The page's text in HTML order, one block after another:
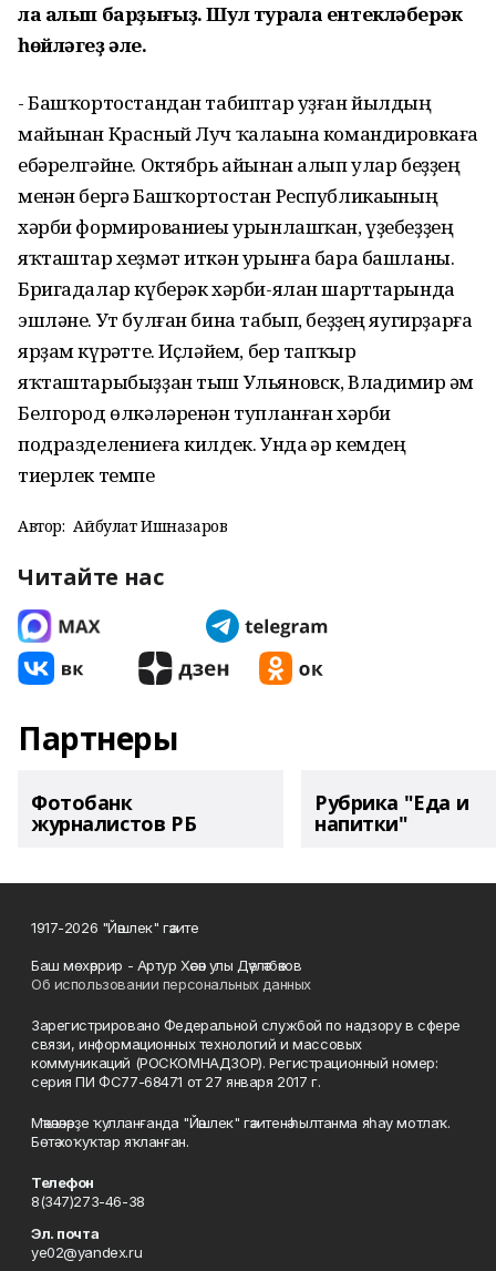
ла алып барҙығыҙ. Шул турала ентекләберәк
һөйләгеҙ әле.
- Башҡортостандан табиптар уҙған йылдың
майынан Красный Луч ҡалаһына командировкаға
ебәрелгәйне. Октябрь айынан алып улар беҙҙең
менән бергә Башҡортостан Республикаһының
хәрби формированиеһы урынлашҡан, үҙебеҙҙең
яҡташтар хеҙмәт иткән урынға бара башланы.
Бригадалар күберәк хәрби-ялан шарттарында
эшләне. Ут булған бина табып, беҙҙең яугирҙарға
ярҙам күрһәтте. Иҫләйем, бер тапҡыр
яҡташтарыбыҙҙан тыш Ульяновск, Владимир һәм
Белгород өлкәләренән тупланған хәрби
подразделениеға килдек. Унда һәр кемдең
тиерлек темпе
Автор: Айбулат Ишназаров
Читайте нас
Партнеры
Фотобанк
журналистов РБ
Рубрика "Еда и
напитки"
1917-2026 "Йәшлек" гәзите
Баш мөхәррир - Артур Хәсән улы Дәүләтбәков
Об использовании персональных данных
Зарегистрировано Федеральной службой по надзору в сфере
связи, информационных технологий и массовых
коммуникаций (РОСКОМНАДЗОР). Регистрационный номер:
серия ПИ ФС77-68471 от 27 января 2017 г.
Мәҡәләләрҙе ҡулланғанда "Йәшлек" гәзитенә һылтанма яһау мотлаҡ.
Бөтә хоҡуҡтар яҡланған.
Телефон
8(347)273-46-38
Эл. почта
ye02@yandex.ru